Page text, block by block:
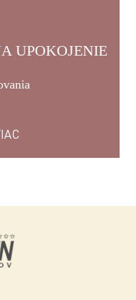
UPOKOJENIE